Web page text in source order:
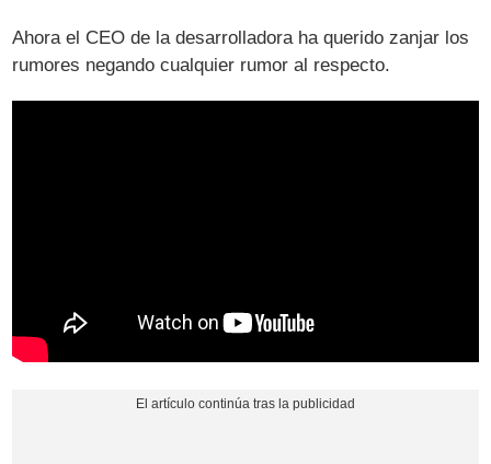
Ahora el CEO de la desarrolladora ha querido zanjar los
rumores negando cualquier rumor al respecto.